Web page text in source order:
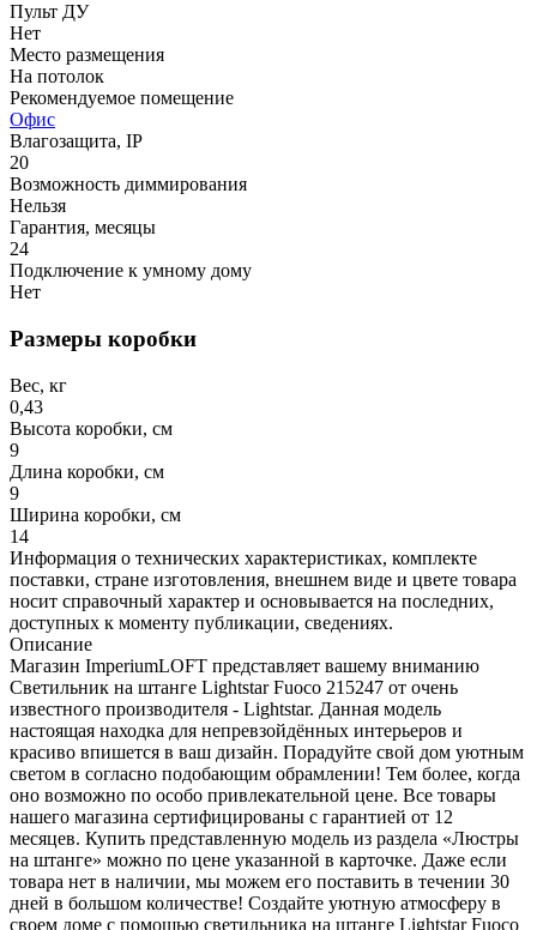
Пульт ДУ
Нет
Место размещения
На потолок
Рекомендуемое помещение
Офис
Влагозащита, IP
20
Возможность диммирования
Нельзя
Гарантия, месяцы
24
Подключение к умному дому
Нет
Размеры коробки
Вес, кг
0,43
Высота коробки, см
9
Длина коробки, см
9
Ширина коробки, см
14
Информация о технических характеристиках, комплекте
поставки, стране изготовления, внешнем виде и цвете товара
носит справочный характер и основывается на последних,
доступных к моменту публикации, сведениях.
Описание
Магазин ImperiumLOFT представляет вашему вниманию
Светильник на штанге Lightstar Fuoco 215247 от очень
известного производителя - Lightstar. Данная модель
настоящая находка для непревзойдённых интерьеров и
красиво впишется в ваш дизайн. Порадуйте свой дом уютным
светом в согласно подобающим обрамлении! Тем более, когда
оно возможно по особо привлекательной цене. Все товары
нашего магазина сертифицированы с гарантией от 12
месяцев. Купить представленную модель из раздела «Люстры
на штанге» можно по цене указанной в карточке. Даже если
товара нет в наличии, мы можем его поставить в течении 30
дней в большом количестве! Создайте уютную атмосферу в
своем доме с помощью светильника на штанге Lightstar Fuoco